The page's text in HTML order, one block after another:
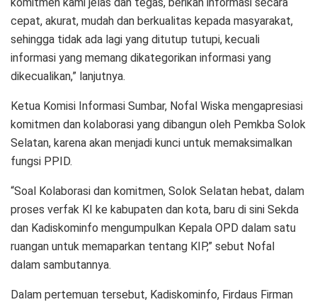
cepat, akurat, mudah dan berkualitas kepada masyarakat,
sehingga tidak ada lagi yang ditutup tutupi, kecuali
informasi yang memang dikategorikan informasi yang
dikecualikan,” lanjutnya.
Ketua Komisi Informasi Sumbar, Nofal Wiska mengapresiasi
komitmen dan kolaborasi yang dibangun oleh Pemkba Solok
Selatan, karena akan menjadi kunci untuk memaksimalkan
fungsi PPID.
“Soal Kolaborasi dan komitmen, Solok Selatan hebat, dalam
proses verfak KI ke kabupaten dan kota, baru di sini Sekda
dan Kadiskominfo mengumpulkan Kepala OPD dalam satu
ruangan untuk memaparkan tentang KIP,” sebut Nofal
dalam sambutannya.
Dalam pertemuan tersebut, Kadiskominfo, Firdaus Firman